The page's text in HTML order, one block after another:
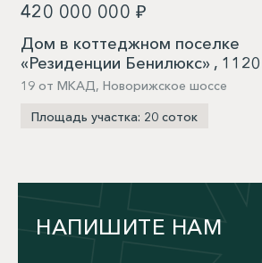
420 000 000 ₽
Дом в коттеджном поселке
«Резиденции Бенилюкс» ,
19 от МКАД, Новорижское шоссе
Площадь участка: 20 соток
НАПИШИТЕ НАМ